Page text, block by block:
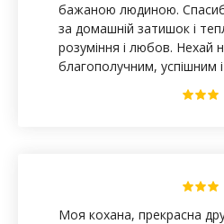
бажаною людиною.
за домашній затишок і
розуміння і любов. Нехай
благополучним, успішним
Моя кохана, прекрасна